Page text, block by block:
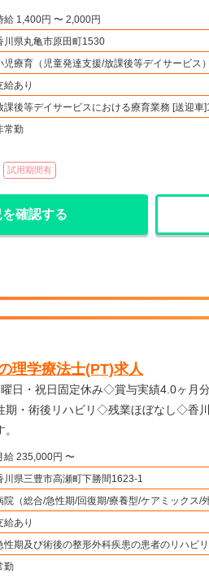
時給 1,400円 〜 2,000円
川県丸亀市原田町1530
児療育（児童発達支援/放課後等デイサービス）
給あり
課後等デイサービスにおける療育業務 [送迎車
常勤
試用期間有
確認する
理学療法士(PT)求人
・術後リハビリ◇残業ほぼなし◇香
月給 235,000円 〜
川県三豊市高瀬町下勝間1623-1
院（総合/急性期/回復期/療養型/ケアミックス/
給あり
性期及び術後の整形外科疾患の患者のリハビリ
勤